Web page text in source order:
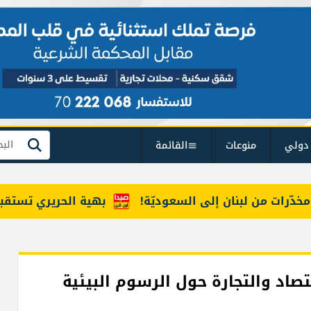
منوعات القائمة بحث
بهية الحريري تستقبل من لبنان إلى السعوديّة!
والتجارة حول الرسوم البيئية